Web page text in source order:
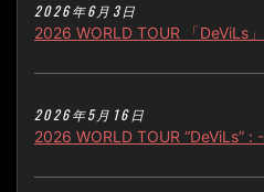
2026年6月3日
2026 WORLD TOUR 「DeViLs
2026年5月16日
2026 WORLD TOUR “DeViLs” :